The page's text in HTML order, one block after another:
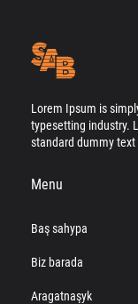
Lorem Ipsum is
typesetting industry.
standard dummy text
Menu
Baş sahypa
Biz barada
Aragatnaşyk